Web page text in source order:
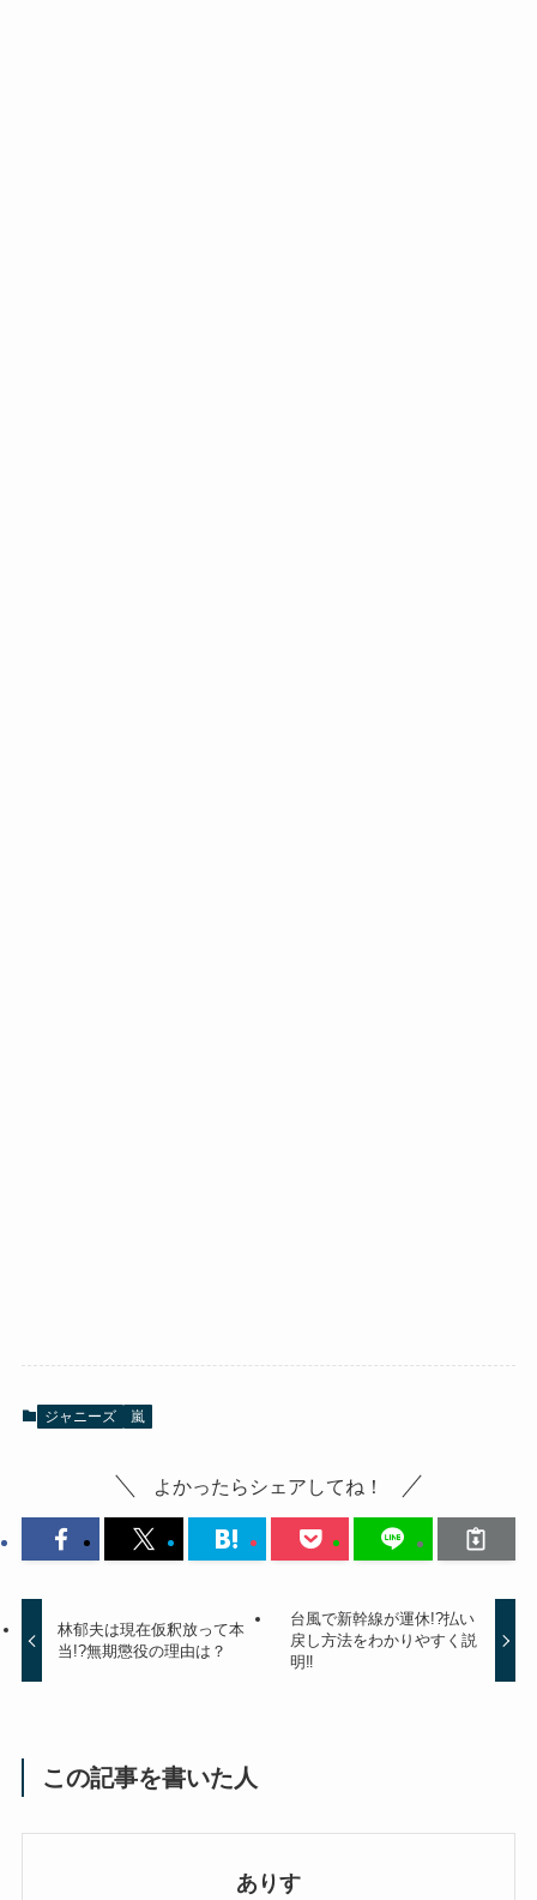
ジャニーズ 嵐
よかったらシェアしてね！
林郁夫は現在仮釈放って本
当!?無期懲役の理由は？
台風で新幹線が運休!?払い
戻し方法をわかりやすく説
明‼
この記事を書いた人
ありす